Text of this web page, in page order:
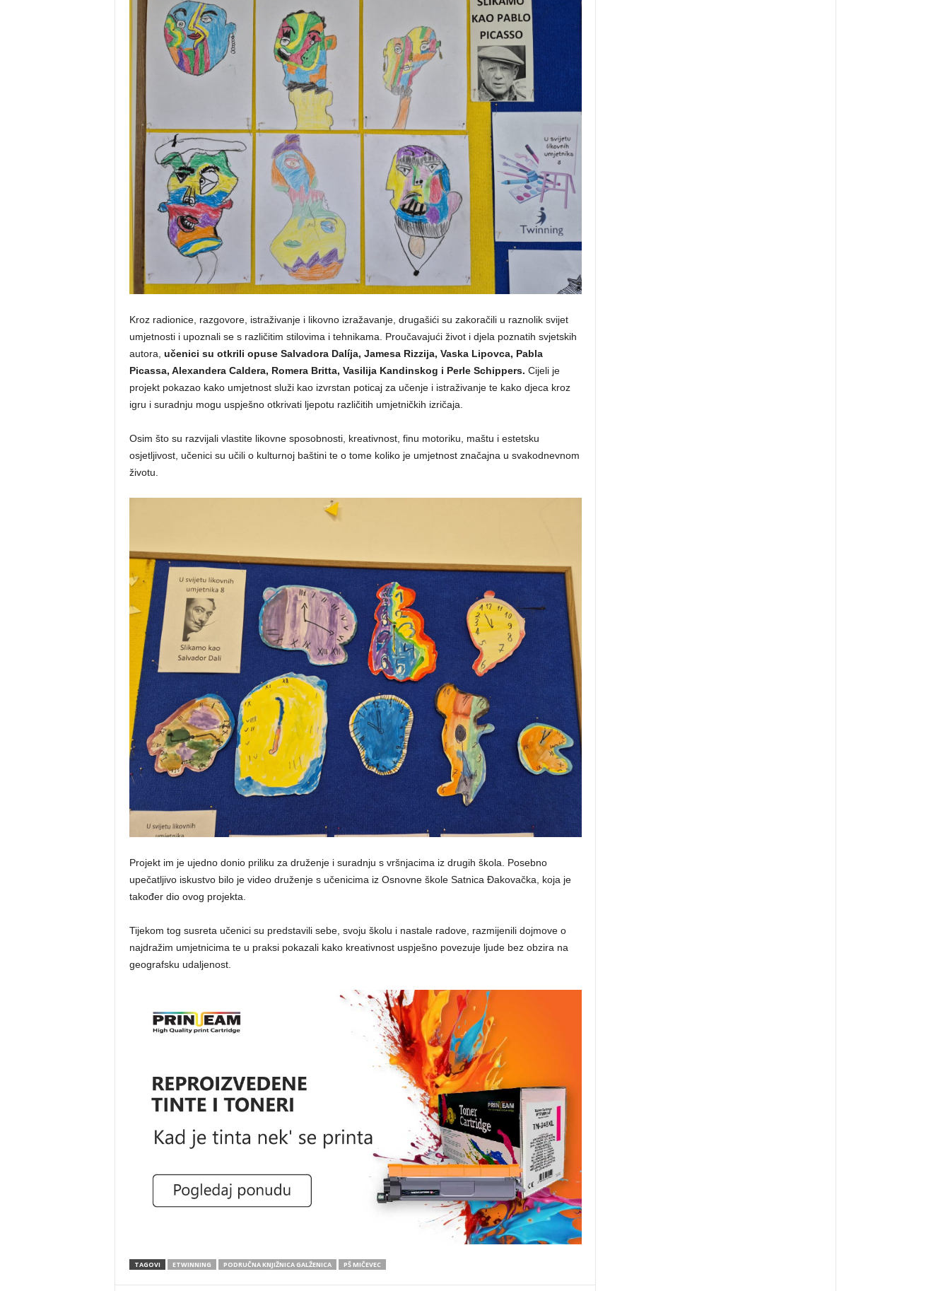
Kroz radionice, razgovore, istraživanje i likovno izražavanje, drugašići su zakoračili u raznolik svijet
umjetnosti i upoznali se s različitim stilovima i tehnikama. Proučavajući život i djela poznatih svjetskih
autora, učenici su otkrili opuse Salvadora Dalíja, Jamesa Rizzija, Vaska Lipovca, Pabla
Picassa, Alexandera Caldera, Romera Britta, Vasilija Kandinskog i Perle Schippers. Cijeli je
projekt pokazao kako umjetnost služi kao izvrstan poticaj za učenje i istraživanje te kako djeca kroz
igru i suradnju mogu uspješno otkrivati ljepotu različitih umjetničkih izričaja.
Osim što su razvijali vlastite likovne sposobnosti, kreativnost, finu motoriku, maštu i estetsku
osjetljivost, učenici su učili o kulturnoj baštini te o tome koliko je umjetnost značajna u svakodnevnom
životu.
Projekt im je ujedno donio priliku za druženje i suradnju s vršnjacima iz drugih škola. Posebno
upečatljivo iskustvo bilo je video druženje s učenicima iz Osnovne škole Satnica Đakovačka, koja je
također dio ovog projekta.
Tijekom tog susreta učenici su predstavili sebe, svoju školu i nastale radove, razmijenili dojmove o
najdražim umjetnicima te u praksi pokazali kako kreativnost uspješno povezuje ljude bez obzira na
geografsku udaljenost.
TAGOVI ETWINNING PODRUČNA KNJIŽNICA GALŽENICA PŠ MIČEVEC